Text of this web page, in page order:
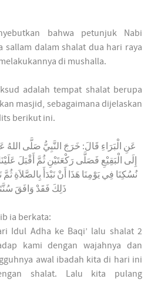
bahwa petunjuk Nabi
sallam dalam shalat dua hari raya
di mushalla.
adalah tempat shalat berupa
masjid, sebagaimana dijelaskan
berikut ini.
عَنِ الْبَرَاءِ قَالَ: خَرَجَ النَّبِيُّ صَلَّى
إِلَى الْبَقِيْعِ فَصَلَّى رَكْعَتَيْنِ ثُمَّ أَقْبَلَ
نُسُكِنَا فِي يَوْمِنَا هَذَا أَنْ نَبْدَأَ بِالصَّلاَةِ
ذَلِكَ فَقَدْ وَافَقَ
ia berkata:
Idul Adha ke Baqi’ lalu shalat 2
kami dengan wajahnya dan
awal ibadah kita di hari ini
shalat. Lalu kita pulang